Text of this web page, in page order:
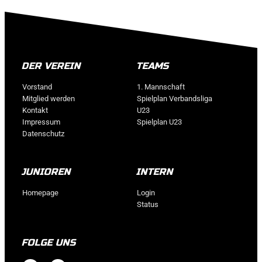
DER VEREIN
Vorstand
Mitglied werden
Kontakt
Impressum
Datenschutz
TEAMS
1. Mannschaft
Spielplan Verbandsliga
U23
Spielplan U23
JUNIOREN
Homepage
INTERN
Login
Status
FOLGE UNS